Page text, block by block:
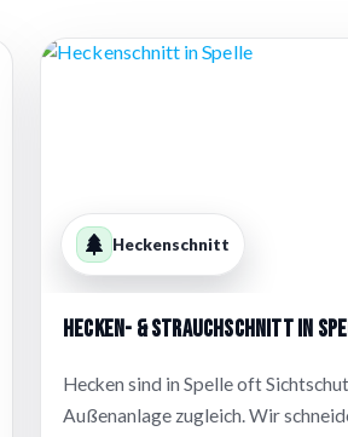
Heckenschnitt
Hecken- & Strauchschnitt in
Hecken sind in Spelle oft
Außenanlage zugleich. Wir